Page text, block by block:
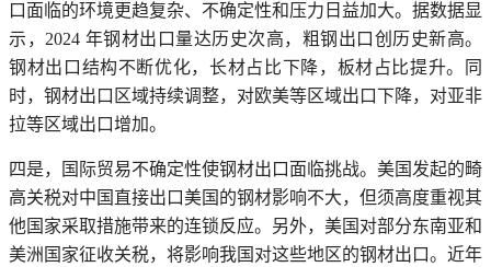
口面临的环境更趋复杂、不确定性和压力日益加大。据数据显
示，2024 年钢材出口量达历史次高，粗钢出口创历史新高。
钢材出口结构不断优化，长材占比下降，板材占比提升。同
时，钢材出口区域持续调整，对欧美等区域出口下降，对亚非
拉等区域出口增加。
四是，国际贸易不确定性使钢材出口面临挑战。美国发起的畸
高关税对中国直接出口美国的钢材影响不大，但须高度重视其
他国家采取措施带来的连锁反应。另外，美国对部分东南亚和
美洲国家征收关税，将影响我国对这些地区的钢材出口。近年